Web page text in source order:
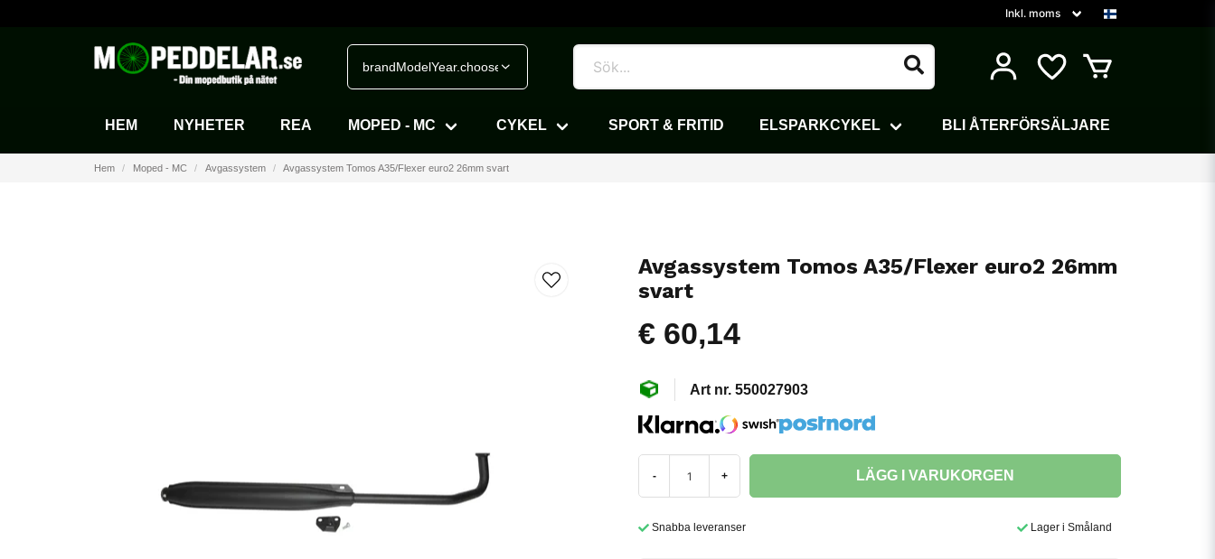
brandModelYear.chooseVehicle
HEM NYHETER REA MOPED - MC CYKEL SPORT & FRITID ELSPARKCYKEL BLI ÅTERFÖRSÄLJARE
Hem Moped - MC Avgassystem Avgassystem Tomos A35/Flexer euro2 26mm svart
Avgassystem Tomos A35/Flexer euro2 26mm
svart
€ 60,14
550027903
- + LÄGG I VARUKORGEN
Snabba leveranser Lager i Småland